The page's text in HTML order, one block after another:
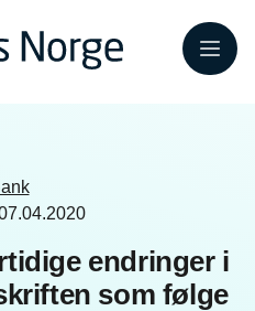
Meny
endringer i
som følge